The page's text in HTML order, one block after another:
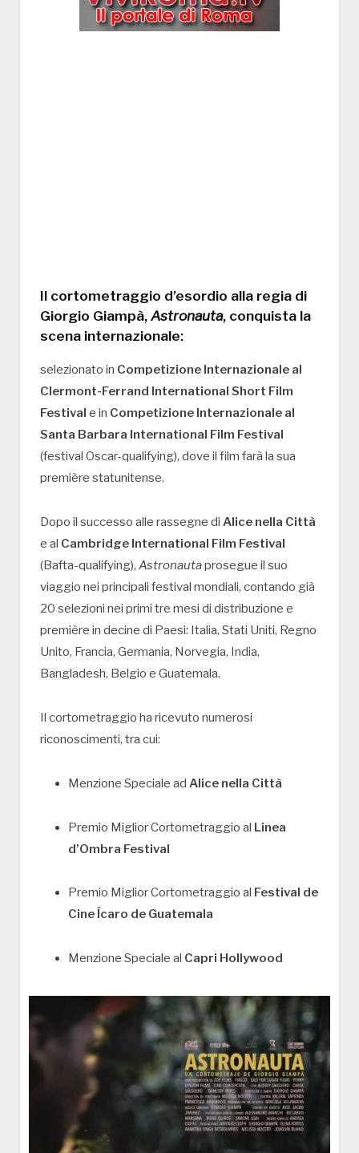
Il cortometraggio d’esordio alla regia di
Giorgio Giampà,Astronauta, conquista la
scena internazionale:
selezionato in Competizione Internazionale al
Clermont-Ferrand International Short Film
Festival e in Competizione Internazionale al
Santa Barbara International Film Festival
(festival Oscar-qualifying), dove il film farà la sua
première statunitense.
Dopo il successo alle rassegne di Alice nella Città
e al Cambridge International Film Festival
(Bafta-qualifying), Astronautaprosegue il suo
viaggio nei principali festival mondiali, contando già
20 selezioni nei primi tre mesi di distribuzione e
première in decine di Paesi: Italia, Stati Uniti, Regno
Unito, Francia, Germania, Norvegia, India,
Bangladesh, Belgio e Guatemala.
Il cortometraggio ha ricevuto numerosi
riconoscimenti, tra cui:
Menzione Speciale ad Alice nella Città
Premio Miglior Cortometraggio al Linea
d’Ombra Festival
Premio Miglior Cortometraggio al Festival de
Cine Ícaro de Guatemala
Menzione Speciale al Capri Hollywood